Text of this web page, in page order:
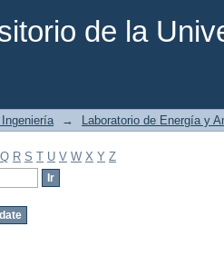
de la
→ Laboratorio de Energía y
Q R S T U V W X Y Z